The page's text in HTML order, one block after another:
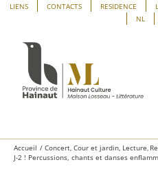
Panneau de gestion des
Passer
contenu
LIENS CONTACTS RESIDENCE
NL
Accueil Concert Cour et jardin Lecture
J-2 ! Percussions, chants et danses